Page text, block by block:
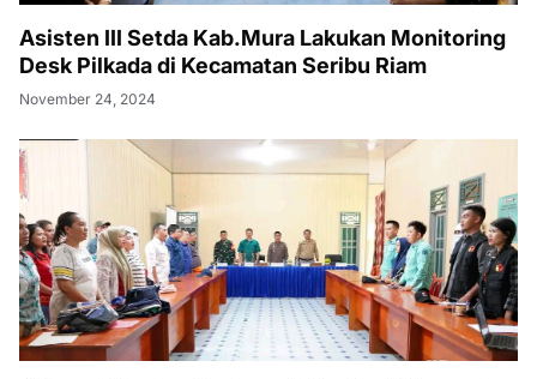
Asisten III Setda Kab.Mura Lakukan Monitoring
Desk Pilkada di Kecamatan Seribu Riam
November 24, 2024